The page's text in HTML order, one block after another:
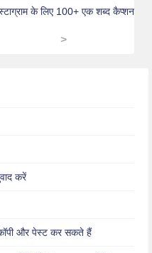
के लिए 100+ एक शब्द कैप्शन
करें
और पेस्ट कर सकते हैं